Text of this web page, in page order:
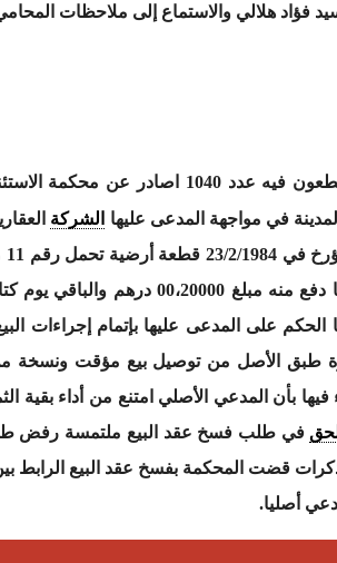
فؤاد هلالي والاستماع إلى ملاحظات
في مواجهة المدعى عليها
الشركة
على المدعى عليها بإتمام إجراءات
طبق الأصل من توصيل بيع مؤقت
في طلب فسخ عقد البيع ملتمسة رفض طلب
قضت المحكمة بفسخ عقد البيع